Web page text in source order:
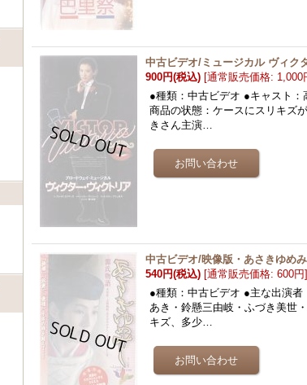
中古ビデオ/ミュージカル ヴィク
900円(税込) [通常販売価格: 1,000
●種類：中古ビデオ ●キャスト
商品の状態：ケースにスリキズ
きさん主演…
中古ビデオ/映像版・あさきゆめ
540円(税込) [通常販売価格: 600円]
●種類：中古ビデオ ●主な出演
あき・鈴懸三由岐・ふづき美世
キズ、多少…